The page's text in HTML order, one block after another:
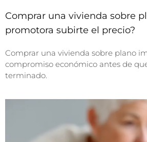
Comprar una vivienda sobre
promotora subirte el precio?
Comprar una vivienda sobre plano
compromiso económico antes de
terminado.